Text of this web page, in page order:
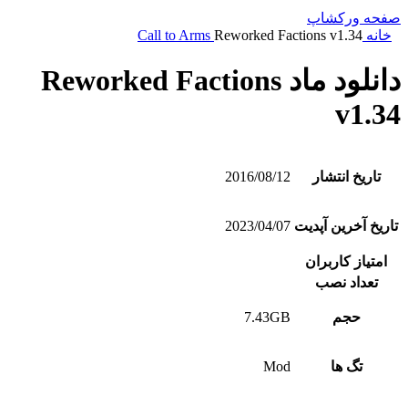
صفحه ورکشاپ
خانه
Call to Arms Reworked Factions v1.34
دانلود ماد Reworked Factions
v1.34
تاریخ انتشار 2016/08/12
تاریخ آخرین آپدیت 2023/04/07
امتیاز کاربران
تعداد نصب
حجم 7.43GB
تگ ها Mod